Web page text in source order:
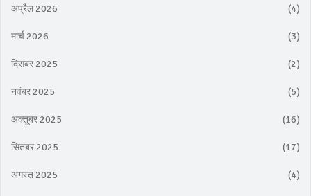
अप्रैल 2026 (4)
मार्च 2026 (3)
दिसंबर 2025 (2)
नवंबर 2025 (5)
अक्तूबर 2025 (16)
सितंबर 2025 (17)
अगस्त 2025 (4)